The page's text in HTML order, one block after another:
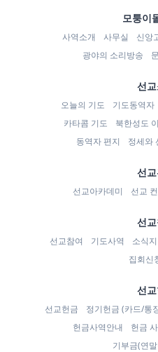
모퉁이
사역소개 사무실 신앙
광야의 소리방송
선
오늘의 기도 기도동역자
카타콤 기도
북한성도
동역자 편지
정세와
선
선교아카데미 선교
선
선교참여 기도사역 소식
집회신
선
선교헌금 정기헌금 (카드/통
헌금사역안내
헌금
기부금(연